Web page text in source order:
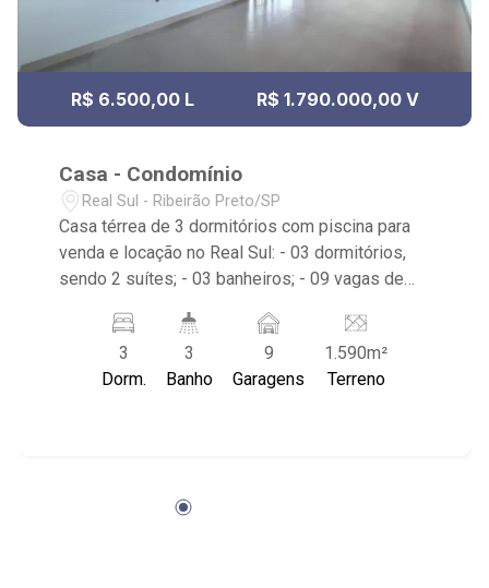
R$ 6.500,00 L R$ 1.790.000,00 V
Casa - Condomínio
Real Sul - Ribeirão Preto/SP
Casa térrea de 3 dormitórios com piscina para
venda e locação no Real Sul: - 03 dormitórios,
sendo 2 suítes; - 03 banheiros; - 09 vagas de
dois ambientes; - Área de Serviço; - Quintal
gramado; - Quintal cimentado; - Jardim; -
Churrasqueira; - Piscina; - Condomínio com:
Piscina e Mercadinho; - Localizado próximo ao
3
Dorm.
3
Banho
9
Garagens
1.590m²
Terreno